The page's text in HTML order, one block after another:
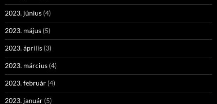
2023. június (4)
2023. május (5)
2023. április (3)
2023. március (4)
2023. február (4)
2023. január (5)